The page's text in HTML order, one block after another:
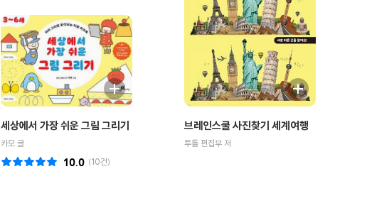
세상에서 가장 쉬운 그림 그리기
카모 글
(10건)
10.0
브레인스쿨 사진찾기 세계여행
투틀 편집부 저